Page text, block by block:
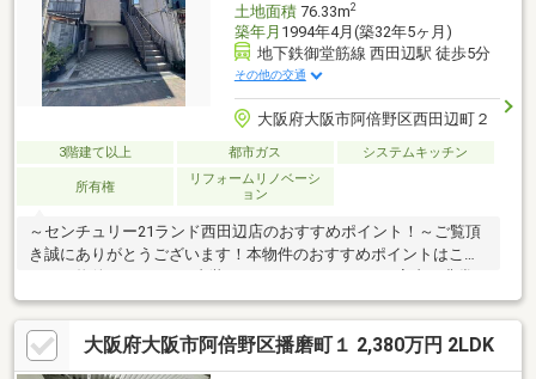
土地面積76.33m2
築年月 1994年4月(築32年5ヶ月)
地下鉄御堂筋線 西田辺駅 徒歩5分
その他の交通
大阪府大阪市阿倍野区西田辺町２
3階建て以上 都市ガス システムキッチン
所有権
リフォームリノベーシ
ョン
～センチュリー21ランド西田辺店のおすすめポイント！～ご覧頂
き誠にありがとうございます！本物件のおすすめポイントはこち
に綺麗です■都心へのアクセスも良好■1階店舗＜立地＞■大阪メト
ロ御堂筋線「西田辺」駅より徒歩約5分お気軽にお問い合わせくだ
さい！＜センチュリー21ランドについて＞●センチュリー21ラン
ド西田辺店は・・・ お客様のニーズに寄り添い、大切なお住ま
大阪府大阪市阿倍野区播磨町１ 2,380万円 2LDK